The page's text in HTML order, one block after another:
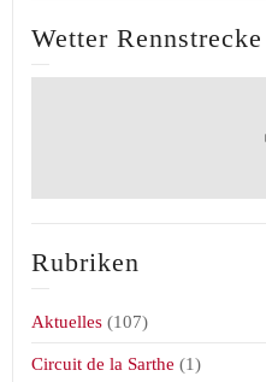
Wetter Rennstrecke
Rubriken
Aktuelles (107)
Circuit de la Sarthe (1)